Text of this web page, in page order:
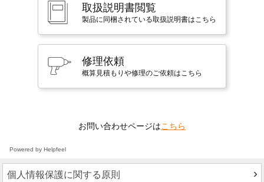
取扱説明書閲覧
製品に同梱されている取扱説明書はこちら
修理依頼
概算見積もりや修理のご依頼はこちら
お問い合わせページはこちら
Powered by Helpfeel
個人情報保護に関する原則